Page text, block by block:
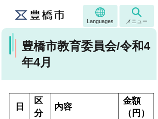
Languages メニュー
豊橋市教育委員会/令和4
年4月
日
区
分
内容
金額
（円）